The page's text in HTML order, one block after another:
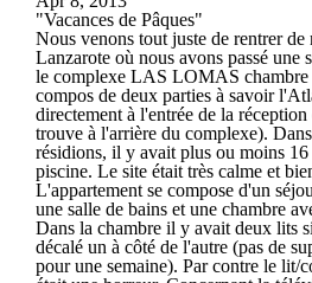
"Vacances de Pâques"
Nous venons tout juste de rentrer de
Lanzarote où nous avons passé une
le complexe LAS LOMAS chambre
compos de deux parties à savoir
directement à l'entrée de la
trouve à l'arrière du complexe).
résidions, il y avait plus ou moins 16
piscine. Le site était très calme et
L'appartement se compose d'un
une salle de bains et une chambre
Dans la chambre il y avait deux lits
décalé un à côté de l'autre (pas de
pour une semaine). Par contre le lit/